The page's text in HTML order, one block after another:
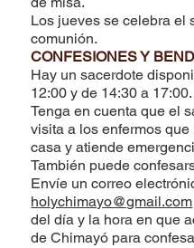
Los jueves se celebra el
comunión.
CONFESIONES Y
Hay un sacerdote
12:00 y de 14:30 a 17:00.
Tenga en cuenta que el
visita a los enfermos
casa y atiende
También puede
Envíe un correo
holychimayo@gmail.com
del día y la hora en que
de Chimayó para